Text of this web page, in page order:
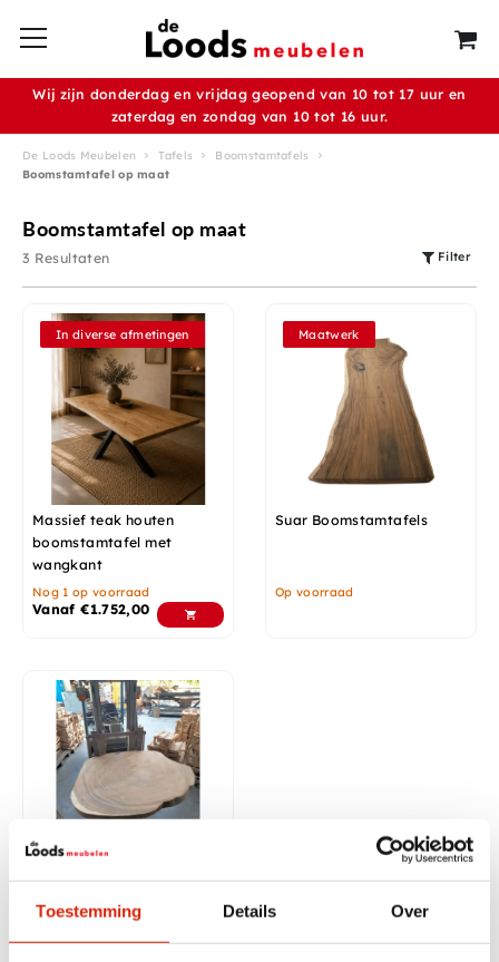
Toestemming Details Over
Wij zijn donderdag en vrijdag geopend van 10 tot 17 uur en
zaterdag en zondag van 10 tot 16 uur.
De Loods Meubelen Tafels
Boomstamtafels
Boomstamtafel op maat
Boomstamtafel op maat
3 Resultaten Filter
In diverse afmetingen
Massief teak houten
boomstamtafel met
wangkant
Nog 1 op voorraad
Vanaf€1.752,00
Maatwerk
Suar Boomstamtafels
Op voorraad
Boomstamtafelblad van
suar hout